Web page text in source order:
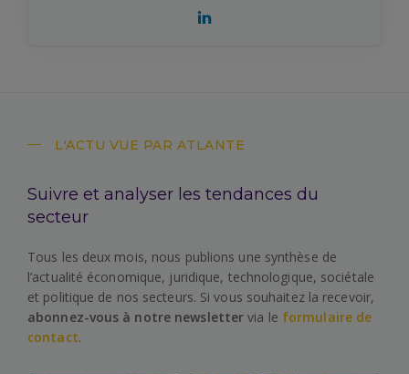
L'ACTU VUE PAR ATLANTE
Suivre et analyser les tendances du
secteur
Tous les deux mois, nous publions une synthèse de
l’actualité économique, juridique, technologique, sociétale
et politique de nos secteurs. Si vous souhaitez la recevoir,
abonnez-vous à notre newsletter via le formulaire de
contact.